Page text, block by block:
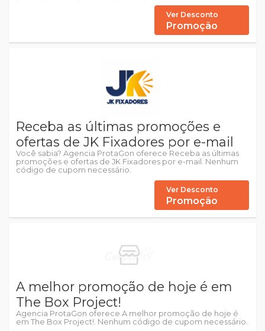
Ver Desconto
Promoção
Receba as últimas promoções e
ofertas de JK Fixadores por e-mail
Você sabia? Agencia ProtaGon oferece Receba as últimas
promoções e ofertas de JK Fixadores por e-mail. Nenhum
código de cupom necessário.
Ver Desconto
Promoção
A melhor promoção de hoje é em
The Box Project!
Agencia ProtaGon oferece A melhor promoção de hoje é
em The Box Project!. Nenhum código de cupom necessário.